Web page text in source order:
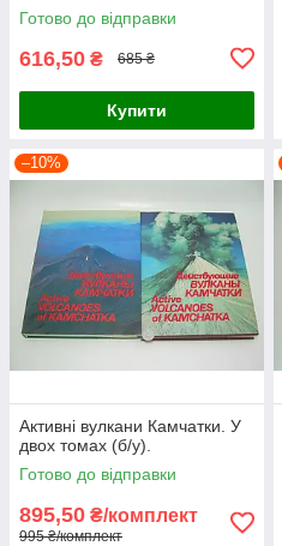
Готово до відправки
616,50 ₴ 685 ₴
Купити
–10%
Активні вулкани Камчатки. У
двох томах (б/у).
Готово до відправки
895,50 ₴/комплект
995 ₴/комплект